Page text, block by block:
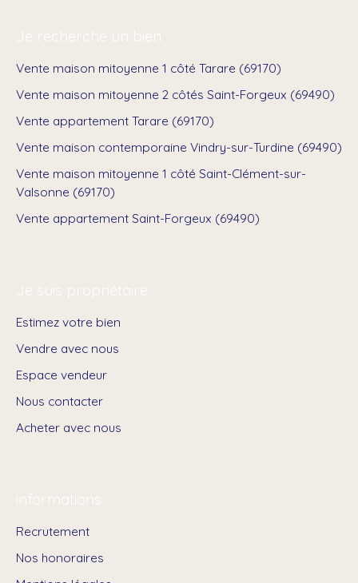
Je recherche un bien
Vente maison mitoyenne 1 côté Tarare (69170)
Vente maison mitoyenne 2 côtés Saint-Forgeux (69490)
Vente appartement Tarare (69170)
Vente maison contemporaine Vindry-sur-Turdine (69490)
Vente maison mitoyenne 1 côté Saint-Clément-sur-
Valsonne (69170)
Vente appartement Saint-Forgeux (69490)
Je suis propriétaire
Estimez votre bien
Vendre avec nous
Espace vendeur
Nous contacter
Acheter avec nous
informations
Recrutement
Nos honoraires